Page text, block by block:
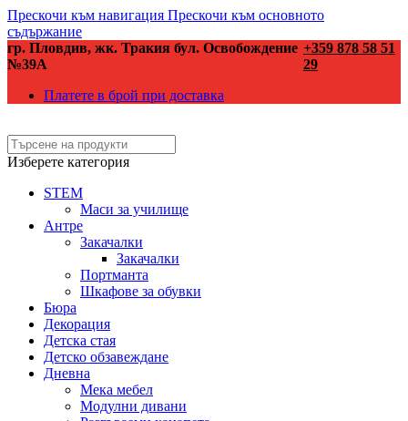
Прескочи към навигация Прескочи към основното
съдържание
гр. Пловдив, жк. Тракия бул. Освобождение
№39А
+359 878 58 51
29
Платете в брой при доставка
Изберете категория
STEM
Маси за училище
Антре
Закачалки
Закачалки
Портманта
Шкафове за обувки
Бюра
Декорация
Детска стая
Детско обзавеждане
Дневна
Мека мебел
Модулни дивани